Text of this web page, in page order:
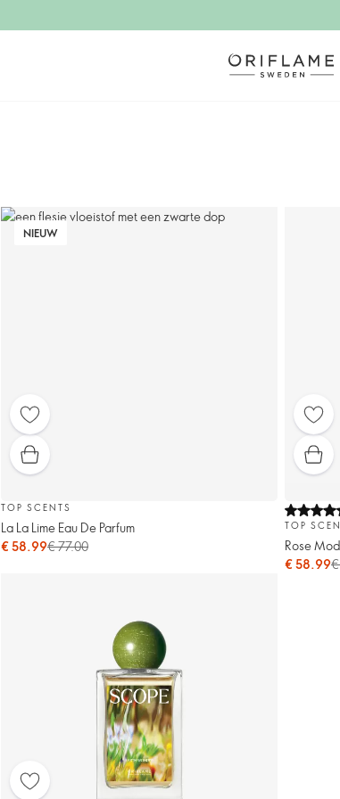
NIEUW
TOP SCENTS
La La Lime Eau De Parfum
€ 58.99€ 77.00
TOP
Rose
€ 58.99